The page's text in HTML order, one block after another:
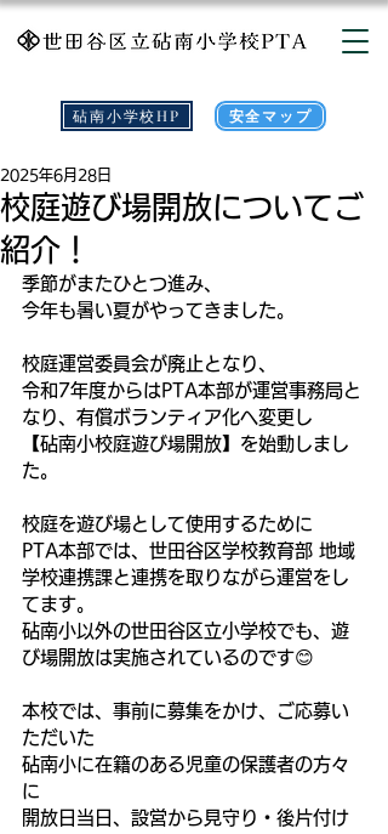
砧南小学校HP 安全マップ
校庭遊び場開放についてご
紹介！
2025年6月28日
季節がまたひとつ進み、
今年も暑い夏がやってきました。
校庭運営委員会が廃止となり、
令和7年度からはPTA本部が運営事務局と
なり、有償ボランティア化へ変更し
【砧南小校庭遊び場開放】を始動しまし
た。
校庭を遊び場として使用するために
PTA本部では、世田谷区学校教育部 地域
学校連携課と連携を取りながら運営をし
てます。
砧南小以外の世田谷区立小学校でも、遊
び場開放は実施されているのです😊
本校では、事前に募集をかけ、ご応募い
ただいた
砧南小に在籍のある児童の保護者の方々
に
開放日当日、設営から見守り・後片付け